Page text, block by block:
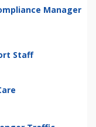
Manager
Staff